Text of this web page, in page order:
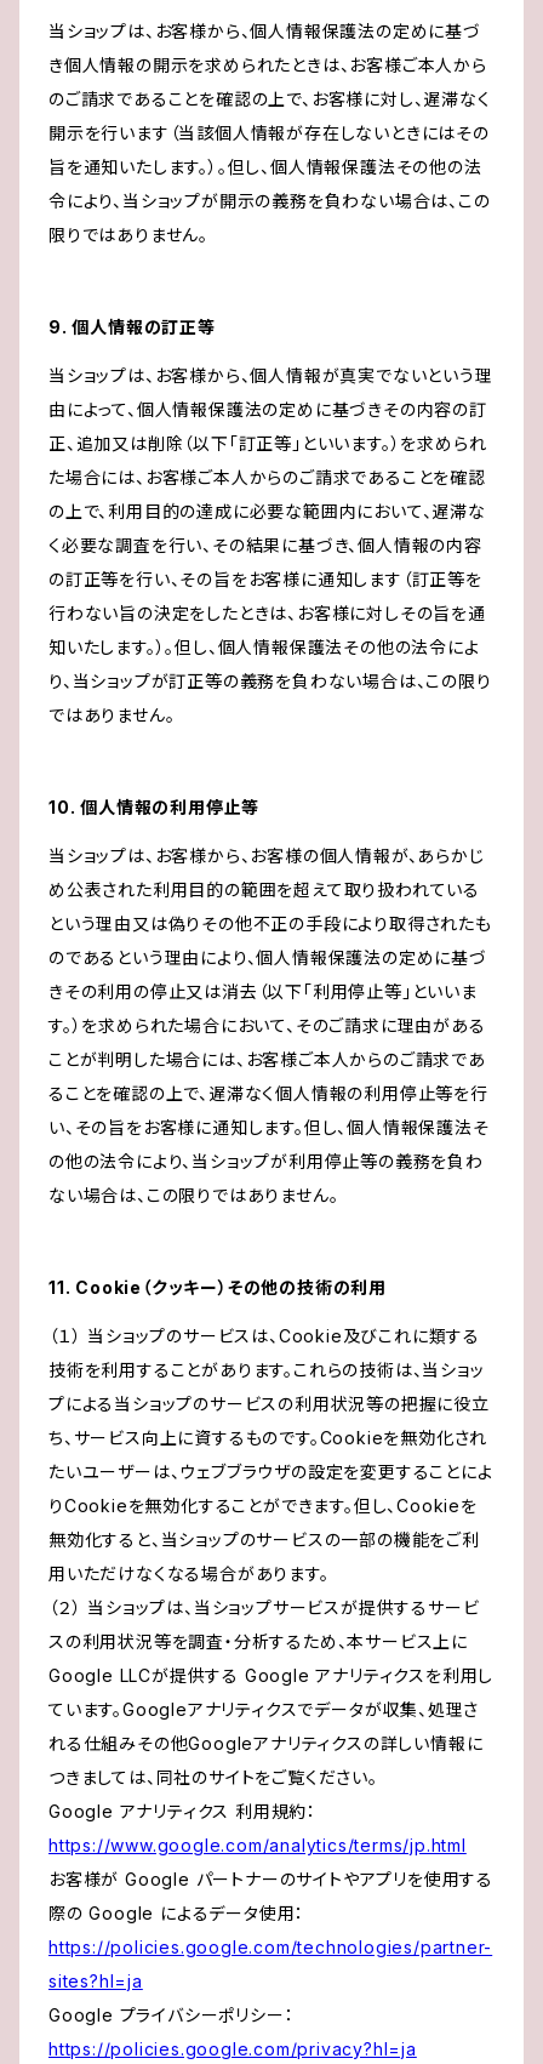
当ショップは、お客様から、個人情報保護法の定めに基づ
き個人情報の開示を求められたときは、お客様ご本人から
のご請求であることを確認の上で、お客様に対し、遅滞なく
開示を行います（当該個人情報が存在しないときにはその
旨を通知いたします。）。但し、個人情報保護法その他の法
令により、当ショップが開示の義務を負わない場合は、この
限りではありません。
9. 個人情報の訂正等
当ショップは、お客様から、個人情報が真実でないという理
由によって、個人情報保護法の定めに基づきその内容の訂
正、追加又は削除（以下「訂正等」といいます。）を求められ
た場合には、お客様ご本人からのご請求であることを確認
の上で、利用目的の達成に必要な範囲内において、遅滞な
く必要な調査を行い、その結果に基づき、個人情報の内容
の訂正等を行い、その旨をお客様に通知します（訂正等を
行わない旨の決定をしたときは、お客様に対しその旨を通
知いたします。）。但し、個人情報保護法その他の法令によ
り、当ショップが訂正等の義務を負わない場合は、この限り
ではありません。
10. 個人情報の利用停止等
当ショップは、お客様から、お客様の個人情報が、あらかじ
め公表された利用目的の範囲を超えて取り扱われている
という理由又は偽りその他不正の手段により取得されたも
のであるという理由により、個人情報保護法の定めに基づ
きその利用の停止又は消去（以下「利用停止等」といいま
す。）を求められた場合において、そのご請求に理由がある
ことが判明した場合には、お客様ご本人からのご請求であ
ることを確認の上で、遅滞なく個人情報の利用停止等を行
い、その旨をお客様に通知します。但し、個人情報保護法そ
の他の法令により、当ショップが利用停止等の義務を負わ
ない場合は、この限りではありません。
11. Cookie（クッキー）その他の技術の利用
（１） 当ショップのサービスは、Cookie及びこれに類する
技術を利用することがあります。これらの技術は、当ショッ
プによる当ショップのサービスの利用状況等の把握に役立
ち、サービス向上に資するものです。Cookieを無効化され
たいユーザーは、ウェブブラウザの設定を変更することによ
りCookieを無効化することができます。但し、Cookieを
無効化すると、当ショップのサービスの一部の機能をご利
用いただけなくなる場合があります。
（２） 当ショップは、当ショップサービスが提供するサービ
スの利用状況等を調査・分析するため、本サービス上に
Google LLCが提供する Google アナリティクスを利用し
ています。Googleアナリティクスでデータが収集、処理さ
れる仕組みその他Googleアナリティクスの詳しい情報に
つきましては、同社のサイトをご覧ください。
Google アナリティクス 利用規約：
https://www.google.com/analytics/terms/jp.html
お客様が Google パートナーのサイトやアプリを使用する
際の Google によるデータ使用：
https://policies.google.com/technologies/partner-
sites?hl=ja
Google プライバシーポリシー：
https://policies.google.com/privacy?hl=ja